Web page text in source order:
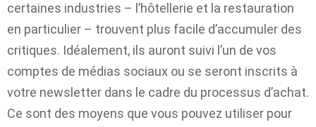
certaines industries – l’hôtellerie et la restauration
en particulier – trouvent plus facile d’accumuler des
critiques. Idéalement, ils auront suivi l’un de vos
comptes de médias sociaux ou se seront inscrits à
votre newsletter dans le cadre du processus d’achat.
Ce sont des moyens que vous pouvez utiliser pour